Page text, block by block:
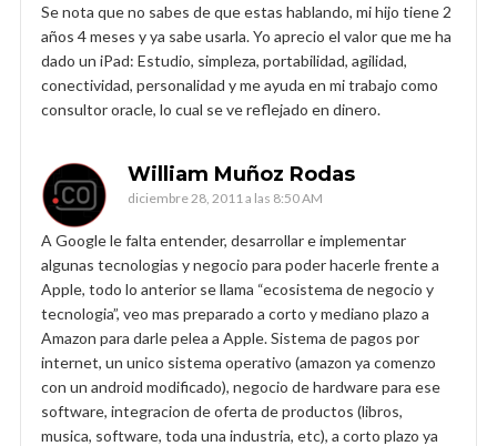
Se nota que no sabes de que estas hablando, mi hijo tiene 2
años 4 meses y ya sabe usarla. Yo aprecio el valor que me ha
dado un iPad: Estudio, simpleza, portabilidad, agilidad,
conectividad, personalidad y me ayuda en mi trabajo como
consultor oracle, lo cual se ve reflejado en dinero.
William Muñoz Rodas
diciembre 28, 2011 a las 8:50 AM
A Google le falta entender, desarrollar e implementar
algunas tecnologias y negocio para poder hacerle frente a
Apple, todo lo anterior se llama “ecosistema de negocio y
tecnologia”, veo mas preparado a corto y mediano plazo a
Amazon para darle pelea a Apple. Sistema de pagos por
internet, un unico sistema operativo (amazon ya comenzo
con un android modificado), negocio de hardware para ese
software, integracion de oferta de productos (libros,
musica, software, toda una industria, etc), a corto plazo ya